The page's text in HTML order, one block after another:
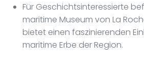
Für Geschichtsinteressierte
maritime Museum von La
bietet einen faszinierenden
maritime Erbe der Region.